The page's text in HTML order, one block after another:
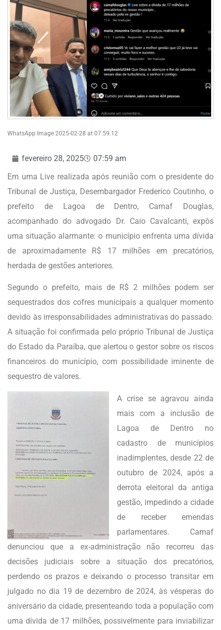
WhatsApp Image 2025-02-28 at 07.59.12
fevereiro 28, 2025
07:59 am
Em uma Live realizada após reunião com o presidente do
Tribunal de Justiça, Desembargador Frederico Coutinho, o
prefeito de Lagoa de Dentro, Camaf Douglas,
acompanhado do advogado Dr. Caio Cavalcanti, expôs
uma situação alarmante: o município enfrenta uma dívida
de aproximadamente R$ 17 milhões em precatórios,
herdada de gestões anteriores.
Segundo o prefeito, mais de R$ 2 milhões podem ser
sequestrados dos cofres municipais a qualquer momento
devido às irresponsabilidades administrativas do passado.
A situação foi confirmada pelo próprio Tribunal de Justiça
do Estado da Paraíba, que alertou o gestor sobre os riscos
financeiros do município, com possibilidade iminente de
sequestro de valores.
A crise se agravou ainda
mais com a inclusão de
Lagoa de Dentro no
cadastro de municípios
inadimplentes, desde 22 de
outubro de 2024, após a
derrota eleitoral da antiga
gestão, impedindo a cidade
de receber emendas
parlamentares. Camaf
denunciou que a ex-administração não recorreu das
decisões judiciais sobre a situação dos precatórios,
perdendo os prazos e deixando o processo transitar em
julgado no dia 19 de dezembro de 2024, às vésperas do
aniversário da cidade, presenteando toda a população com
uma dívida de 17 milhões, possivelmente para inviabilizar